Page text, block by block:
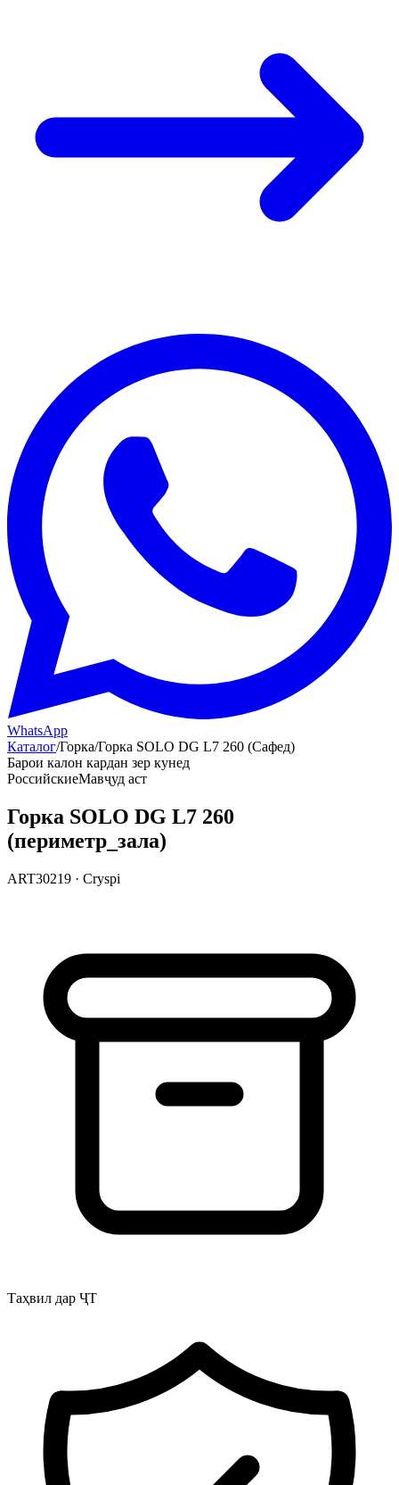
WhatsApp
Каталог/Горка/Горка SOLO DG L7 260 (Сафед)
Барои калон кардан зер кунед
РоссийскиеМавҷуд аст
Горка SOLO DG L7 260
(периметр_зала)
ART30219 · Cryspi
Таҳвил дар ҶТ